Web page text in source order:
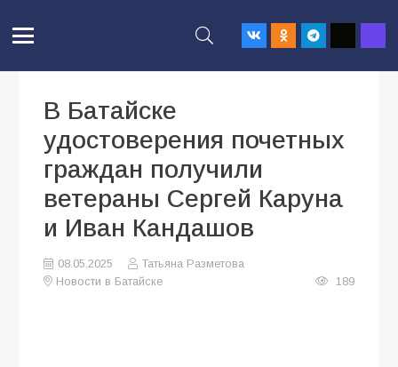
В Батайске
удостоверения почетных
граждан получили
ветераны Сергей Каруна
и Иван Кандашов
08.05.2025
Татьяна Разметова
Новости в Батайске
189